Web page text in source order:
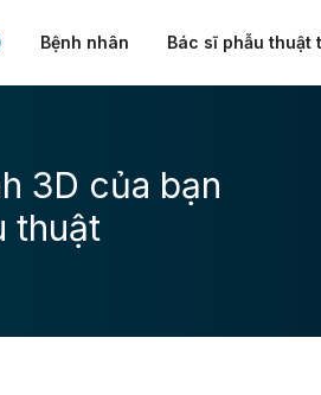
Bệnh nhân Bác sĩ phẫu thuật
3D của bạn
thuật